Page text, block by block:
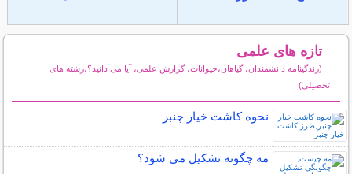
تازه های علمی
(زندگینامه دانشمندان، گیاهان،حیوانات، گزارش علمی، آیا می دانید؟،رشته های
تحصیلی)
نحوه کاشت خیار چنبر
مه چگونه تشکیل می شود؟